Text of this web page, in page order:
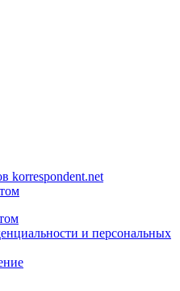
korrespondent.net
и персональных